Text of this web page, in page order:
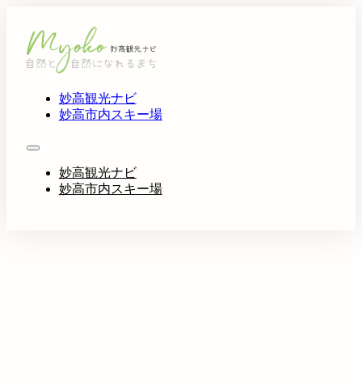
妙高観光ナビ
妙高市内スキー場
妙高観光ナビ
妙高市内スキー場